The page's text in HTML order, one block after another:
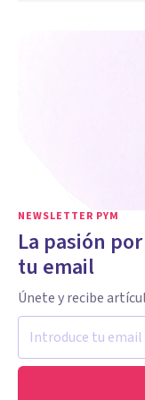
NEWSLETTER PYM
La pasión
tu email
Únete y recibe